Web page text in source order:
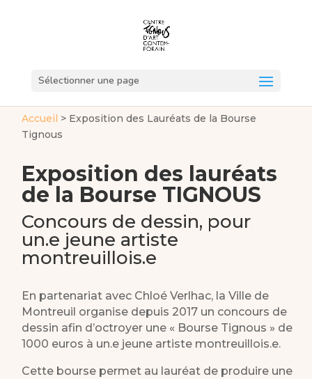
Sélectionner une page
Accueil > Exposition des Lauréats de la Bourse
Tignous
Exposition des lauréats
de la Bourse TIGNOUS
Concours de dessin, pour
un.e jeune artiste
montreuillois.e
En partenariat avec Chloé Verlhac, la Ville de
Montreuil organise depuis 2017 un concours de
dessin afin d’octroyer une « Bourse Tignous » de
1000 euros à un.e jeune artiste montreuillois.e.
Cette bourse permet au lauréat de produire une